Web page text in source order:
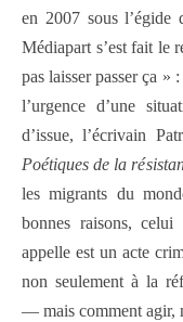
en 2007 sous l’égide
Médiapart s’est fait le
pas laisser passer ça »
l’urgence d’une
d’issue, l’écrivain
Poétiques de la
les migrants du
bonnes raisons,
appelle est un acte
non seulement à la
— mais comment agir,